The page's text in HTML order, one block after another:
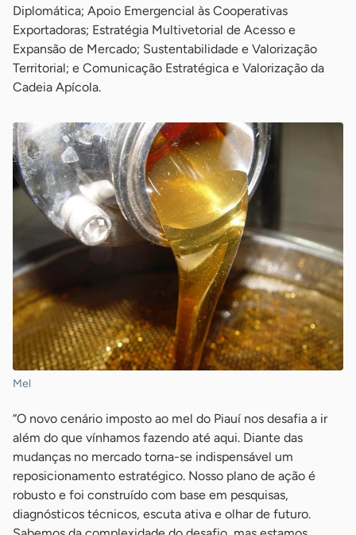
Diplomática; Apoio Emergencial às Cooperativas
Exportadoras; Estratégia Multivetorial de Acesso e
Expansão de Mercado; Sustentabilidade e Valorização
Territorial; e Comunicação Estratégica e Valorização da
Cadeia Apícola.
Mel
“O novo cenário imposto ao mel do Piauí nos desafia a ir
além do que vínhamos fazendo até aqui. Diante das
mudanças no mercado torna-se indispensável um
reposicionamento estratégico. Nosso plano de ação é
robusto e foi construído com base em pesquisas,
diagnósticos técnicos, escuta ativa e olhar de futuro.